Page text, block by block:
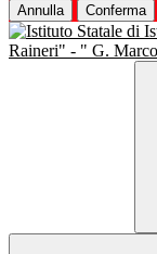
Annulla Conferma